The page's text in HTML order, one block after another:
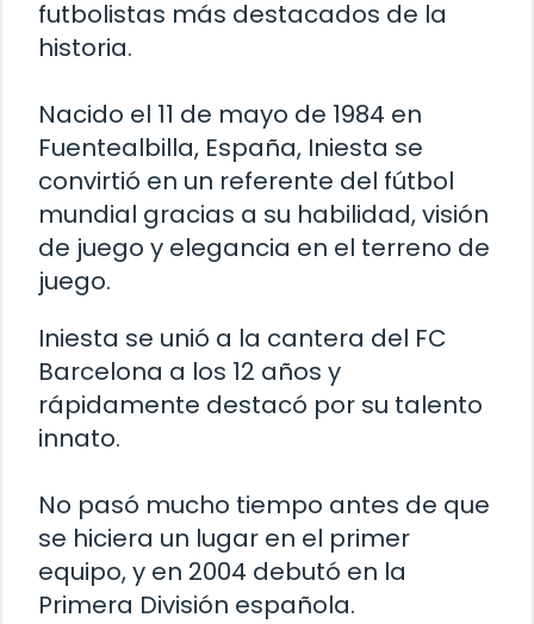
futbolistas más destacados de la
historia.
Nacido el 11 de mayo de 1984 en
Fuentealbilla, España, Iniesta se
convirtió en un referente del fútbol
mundial gracias a su habilidad, visión
de juego y elegancia en el terreno de
juego.
Iniesta se unió a la cantera del FC
Barcelona a los 12 años y
rápidamente destacó por su talento
innato.
No pasó mucho tiempo antes de que
se hiciera un lugar en el primer
equipo, y en 2004 debutó en la
Primera División española.